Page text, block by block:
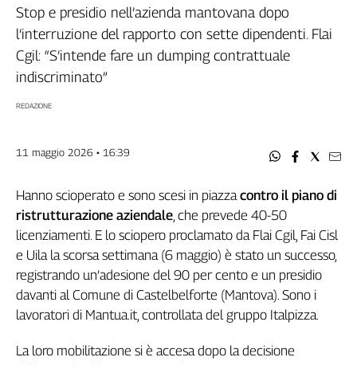
Filctem
Fillea
Filt
Fiom
Flai
Fp
Slc
Spi
Inca
Caaf
Speciali
G8
Genova,
Stop e presidio nell’azienda mantovana dopo
l’interruzione del rapporto con sette dipendenti. Flai
Cgil: “S’intende fare un dumping contrattuale
indiscriminato”
REDAZIONE
11 maggio 2026 • 16:39
Hanno scioperato e sono scesi in piazzacontro il piano di
ristrutturazione aziendale, che prevede 40-50
licenziamenti. E lo sciopero proclamato da Flai Cgil, Fai Cisl
e Uila la scorsa settimana (6 maggio) è stato un successo,
registrando un’adesione del 90 per cento e un presidio
davanti al Comune di Castelbelforte (Mantova). Sono i
lavoratori di Mantua.it, controllata del gruppo Italpizza.
La loro mobilitazione si è accesa dopo la decisione